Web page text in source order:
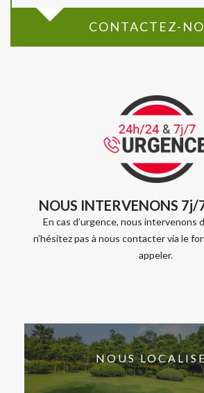
CONTACTEZ-
NOUS INTERVENONS
En cas d’urgence, nous intervenons
n’hésitez pas à nous contacter via le
appeler.
NOUS